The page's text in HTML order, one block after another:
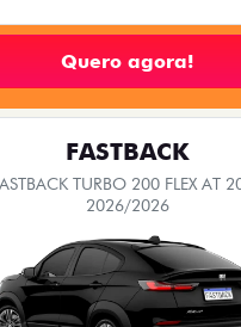
De: R$ 119.990,00
R$ 99.980,00
Quero agora!
CRONOS